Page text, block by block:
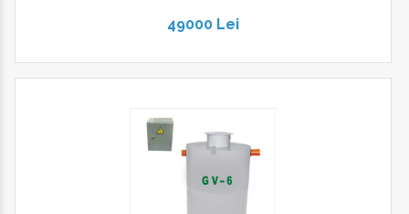
49000 Lei